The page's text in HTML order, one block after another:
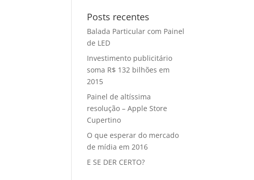
Posts recentes
Balada Particular com Painel
de LED
Investimento publicitário
soma R$ 132 bilhões em
2015
Painel de altíssima
resolução – Apple Store
Cupertino
O que esperar do mercado
de mídia em 2016
E SE DER CERTO?